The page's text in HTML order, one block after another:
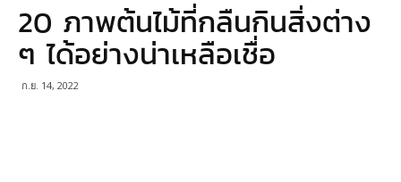
มายา
20 ภาพต้นไม้ที่กลืนกินสิ่งต่าง
ๆ ได้อย่างน่าเหลือเชื่อ
ก.ย. 14, 2022